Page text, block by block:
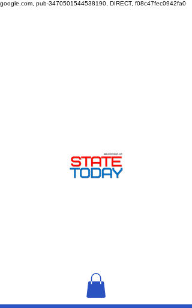
google.com, pub-3470501544538190, DIRECT, f08c47fec0942fa0